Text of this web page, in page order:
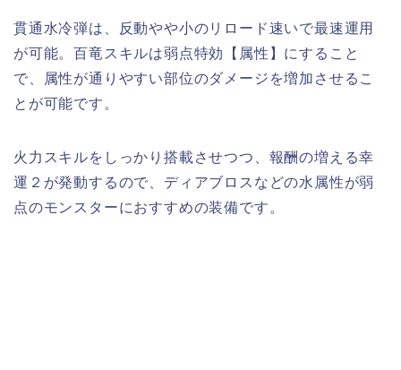
貫通水冷弾は、反動やや小のリロード速いで最速運用
が可能。百竜スキルは弱点特効【属性】にすること
で、属性が通りやすい部位のダメージを増加させるこ
とが可能です。
火力スキルをしっかり搭載させつつ、報酬の増える幸
運２が発動するので、ディアブロスなどの水属性が弱
点のモンスターにおすすめの装備です。